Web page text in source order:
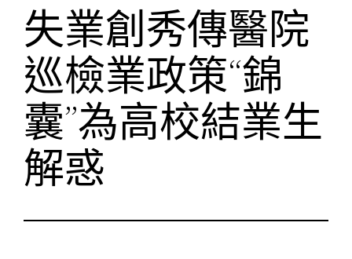
失業創秀傳醫院
巡檢業政策“錦
囊”為高校結業生
解惑